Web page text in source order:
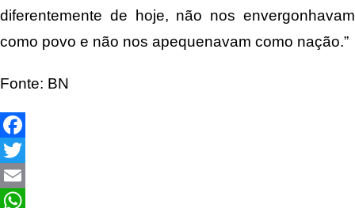
diferentemente de hoje, não nos envergonhavam
como povo e não nos apequenavam como nação.”
Fonte: BN
Facebook
Twitter
Email